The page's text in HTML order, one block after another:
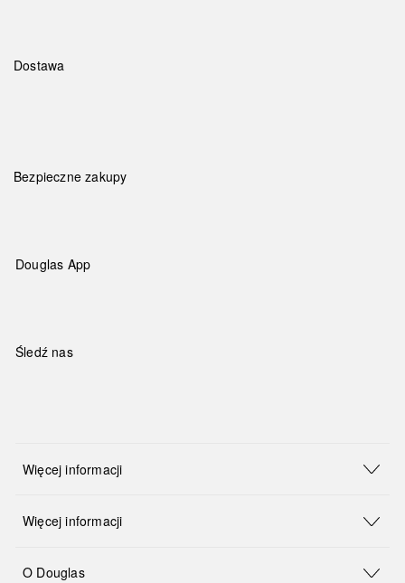
Dostawa
Bezpieczne zakupy
Douglas App
Śledź nas
Więcej informacji
Więcej informacji
O Douglas